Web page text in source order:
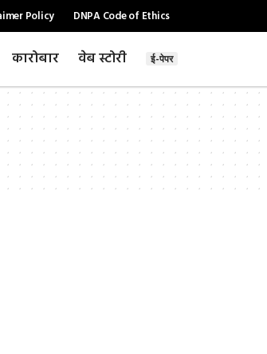
Policy DNPA Code of Ethics
कारोबार वेब स्टोरी ई-पेपर